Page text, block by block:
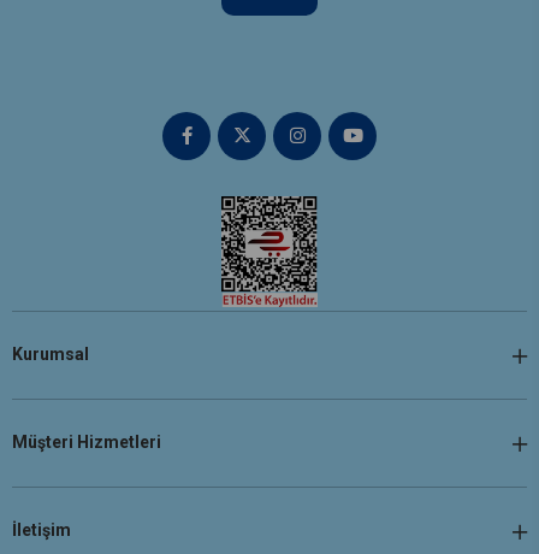
Kurumsal
Müşteri Hizmetleri
İletişim